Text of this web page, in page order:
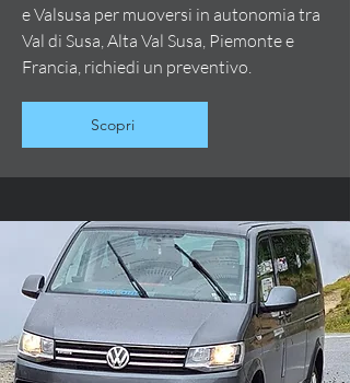
e Valsusa per muoversi in autonomia tra
Val di Susa, Alta Val Susa, Piemonte e
Francia, richiedi un preventivo.
Scopri